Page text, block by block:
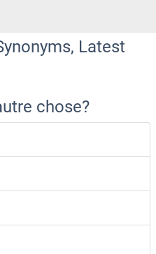
Latest
chose?